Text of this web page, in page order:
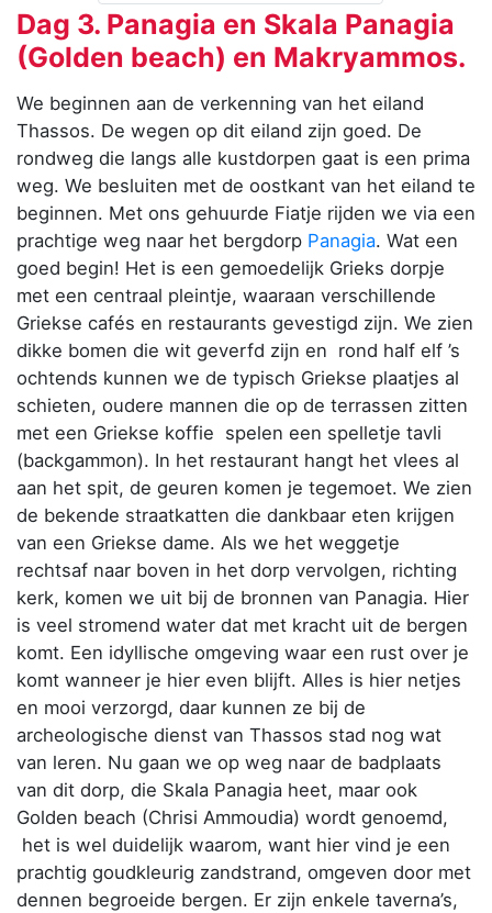
Dag 3. Panagia en Skala Panagia
(Golden beach) en Makryammos.
We beginnen aan de verkenning van het eiland
Thassos. De wegen op dit eiland zijn goed. De
rondweg die langs alle kustdorpen gaat is een prima
weg. We besluiten met de oostkant van het eiland te
beginnen. Met ons gehuurde Fiatje rijden we via een
prachtige weg naar het bergdorp Panagia. Wat een
goed begin! Het is een gemoedelijk Grieks dorpje
met een centraal pleintje, waaraan verschillende
Griekse cafés en restaurants gevestigd zijn. We zien
dikke bomen die wit geverfd zijn en rond half elf ’s
ochtends kunnen we de typisch Griekse plaatjes al
schieten, oudere mannen die op de terrassen zitten
met een Griekse koffie spelen een spelletje tavli
(backgammon). In het restaurant hangt het vlees al
aan het spit, de geuren komen je tegemoet. We zien
de bekende straatkatten die dankbaar eten krijgen
van een Griekse dame. Als we het weggetje
rechtsaf naar boven in het dorp vervolgen, richting
kerk, komen we uit bij de bronnen van Panagia. Hier
is veel stromend water dat met kracht uit de bergen
komt. Een idyllische omgeving waar een rust over je
komt wanneer je hier even blijft. Alles is hier netjes
en mooi verzorgd, daar kunnen ze bij de
archeologische dienst van Thassos stad nog wat
van leren. Nu gaan we op weg naar de badplaats
van dit dorp, die Skala Panagia heet, maar ook
Golden beach (Chrisi Ammoudia) wordt genoemd,
het is wel duidelijk waarom, want hier vind je een
prachtig goudkleurig zandstrand, omgeven door met
dennen begroeide bergen. Er zijn enkele taverna’s,